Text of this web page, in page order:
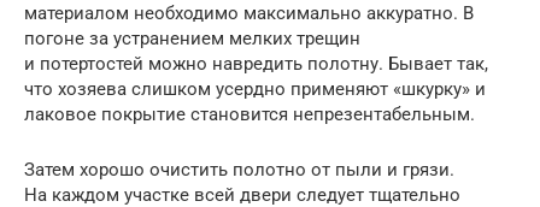
материалом необходимо максимально аккуратно. В
погоне за устранением мелких трещин
и потертостей можно навредить полотну. Бывает так,
что хозяева слишком усердно применяют «шкурку» и
лаковое покрытие становится непрезентабельным.
Затем хорошо очистить полотно от пыли и грязи.
На каждом участке всей двери следует тщательно